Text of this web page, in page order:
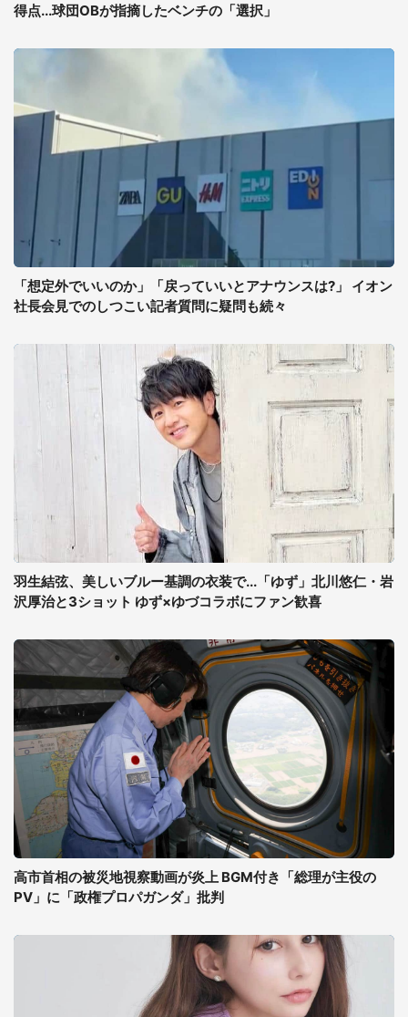
得点...球団OBが指摘したベンチの「選択」
「想定外でいいのか」「戻っていいとアナウンスは?」 イオン
社長会見でのしつこい記者質問に疑問も続々
羽生結弦、美しいブルー基調の衣装で...「ゆず」北川悠仁・岩
沢厚治と3ショット ゆず×ゆづコラボにファン歓喜
高市首相の被災地視察動画が炎上 BGM付き「総理が主役の
PV」に「政権プロパガンダ」批判